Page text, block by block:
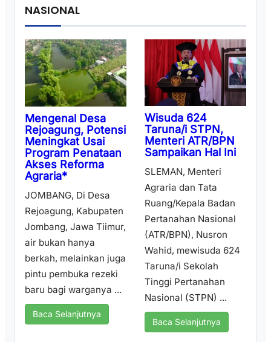
NASIONAL
Mengenal Desa
Rejoagung, Potensi
Meningkat Usai
Program Penataan
Akses Reforma
Agraria*
JOMBANG, Di Desa
Rejoagung, Kabupaten
Jombang, Jawa Tiimur,
air bukan hanya
berkah, melainkan juga
pintu pembuka rezeki
baru bagi warganya ...
Baca Selanjutnya
Wisuda 624
Taruna/i STPN,
Menteri ATR/BPN
Sampaikan Hal Ini
SLEMAN, Menteri
Agraria dan Tata
Ruang/Kepala Badan
Pertanahan Nasional
(ATR/BPN), Nusron
Wahid, mewisuda 624
Taruna/i Sekolah
Tinggi Pertanahan
Nasional (STPN) ...
Baca Selanjutnya